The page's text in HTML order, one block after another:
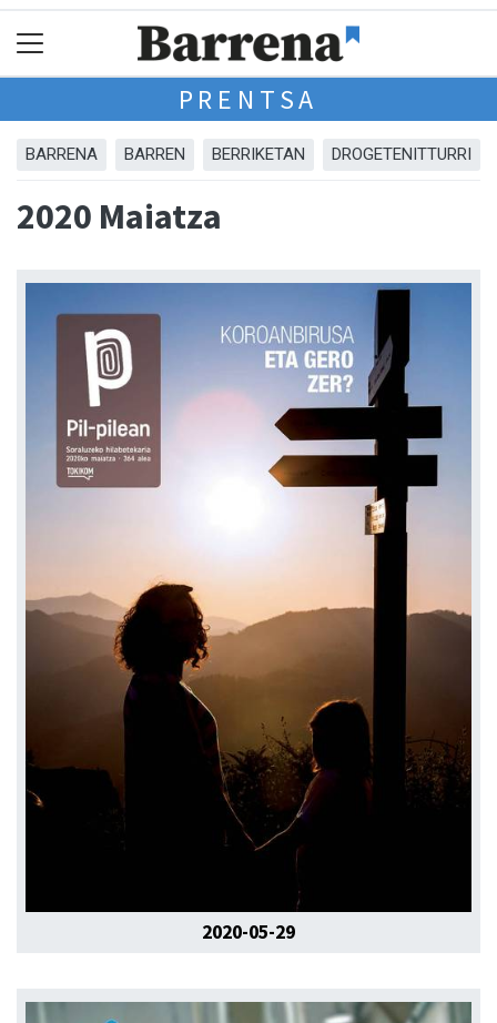
PRENTSA
BARRENA BARREN BERRIKETAN DROGETENITTURRI
2020 Maiatza
2020-05-29